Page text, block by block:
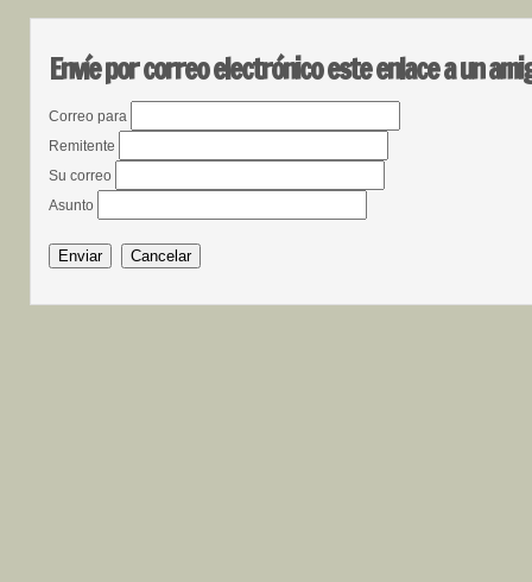
Envíe por correo electrónico este enlace a un
Correo para
Remitente
Su correo
Asunto
Enviar Cancelar